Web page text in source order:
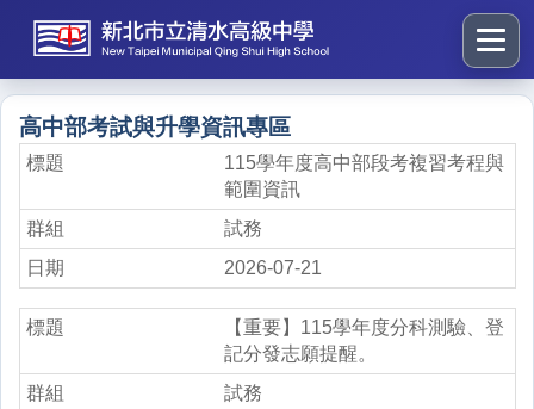
到
要
內
容
塊
高中部考試與升學資訊專區
115學年度高中部段考複習考程與
範圍資訊
試務
2026-07-21
【重要】115學年度分科測驗、登
記分發志願提醒。
試務